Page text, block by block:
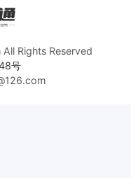
Rights Reserved
号